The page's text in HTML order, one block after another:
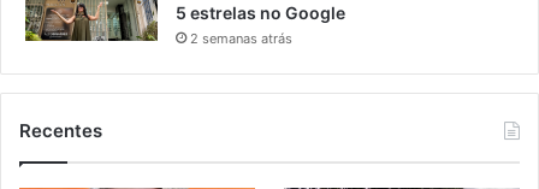
5 estrelas no Google
2 semanas atrás
Recentes